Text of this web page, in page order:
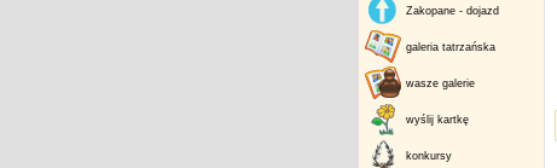
Zakopane - dojazd
galeria tatrzańska
wasze galerie
wyślij kartkę
konkursy